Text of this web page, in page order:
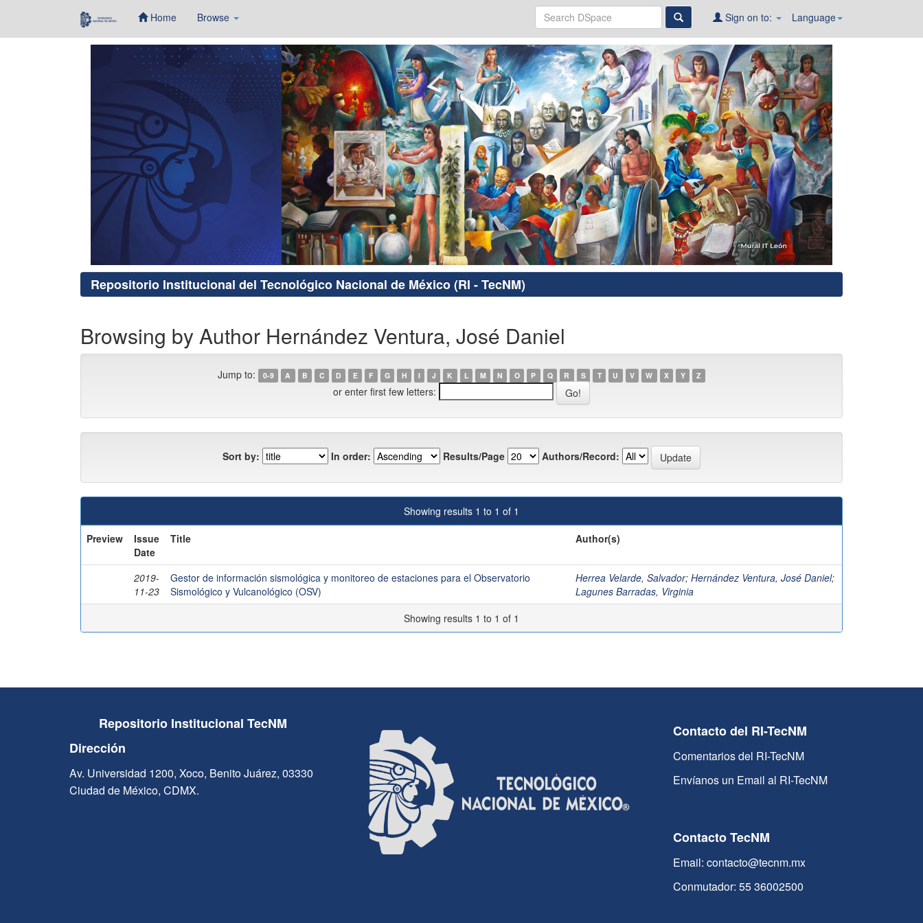
Home Browse Language
Sign on to:
Repositorio Institucional del Tecnológico Nacional de México (RI - TecNM)
Browsing by Author Hernández Ventura, José Daniel
Jump to: 0-9 A B C D E F G H I J K L M N O P Q R S T U V W X Y Z
or enter first few letters:
Sort by: In order: Results/Page Authors/Record:
Showing results 1 to 1 of 1
Preview
Issue
Date
Title Author(s)
2019-
11-23
Gestor de información sismológica y monitoreo de estaciones para el Observatorio
Sismológico y Vulcanológico (OSV)
Herrea Velarde, Salvador; Hernández Ventura, José Daniel;
Lagunes Barradas, Virginia
Showing results 1 to 1 of 1
Repositorio Institucional TecNM
Dirección
Av. Universidad 1200, Xoco, Benito Juárez, 03330
Ciudad de México, CDMX.
Contacto del RI-TecNM
Comentarios del RI-TecNM
Envíanos un Email al RI-TecNM
Contacto TecNM
Email: contacto@tecnm.mx
Conmutador: 55 36002500